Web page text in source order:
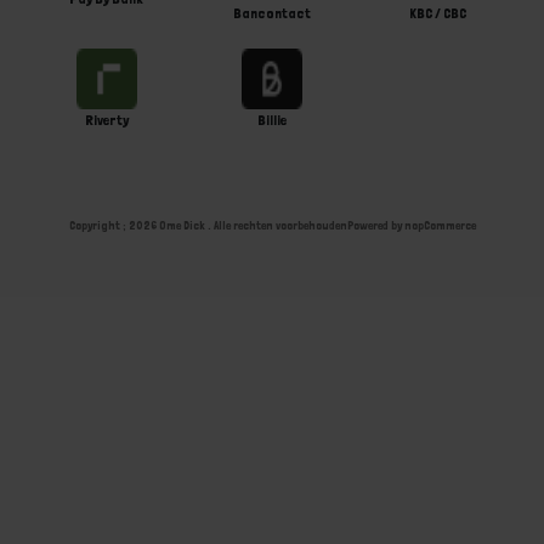
Bancontact
KBC / CBC
Riverty Billie
Copyright ; 2026 Ome Dick . Alle rechten voorbehoudenPowered by nopCommerce